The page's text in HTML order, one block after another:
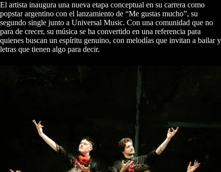
El artista inaugura una nueva etapa conceptual en su carrera como
popstar argentino con el lanzamiento de “Me gustas mucho”, su
segundo single junto a Universal Music. Con una comunidad que no
para de crecer, su música se ha convertido en una referencia para
quienes buscan un espíritu genuino, con melodías que invitan a bailar y
letras que tienen algo para decir.